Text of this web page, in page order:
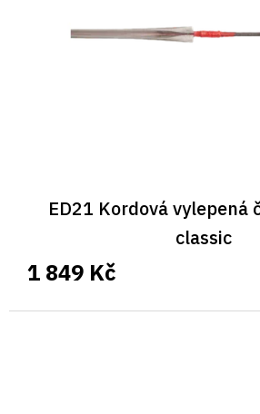
ED21 Kordová vylepená
classic
1 849 Kč